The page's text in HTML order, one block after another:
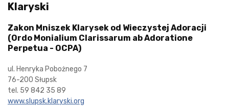
Klaryski
Zakon Mniszek Klarysek od Wieczystej Adoracji
(Ordo Monialium Clarissarum ab Adoratione
Perpetua - OCPA)
ul. Henryka Pobożnego 7
76-200 Słupsk
tel. 59 842 35 89
www.slupsk.klaryski.org